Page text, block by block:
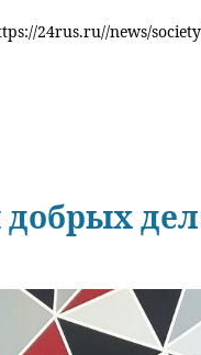
24rus.ru//news/